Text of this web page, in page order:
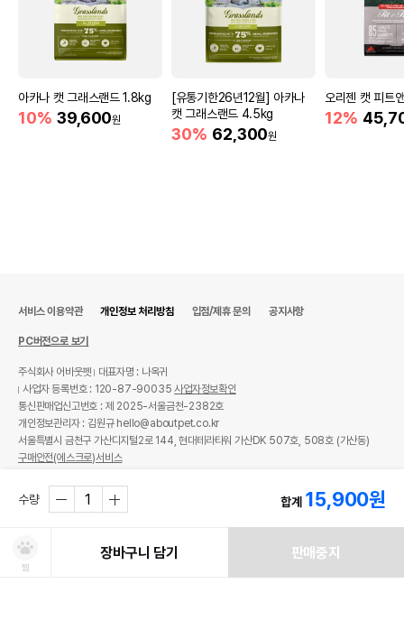
아카나 캣 그래스랜드 1.8kg
10% 39,600원
[유통기한26년12월] 아카나
캣 그래스랜드 4.5kg
30% 62,300원
오리젠 캣 피트
12%
수량 합계 15,900원
찜
장바구니 담기 판매중지
서비스 이용약관 개인정보 처리방침 입점/제휴 문의 공지사항
PC버전으로 보기
주식회사 어바웃펫
대표자명 : 나옥귀
사업자 등록번호 : 120-87-90035사업자정보확인
통신판매업신고번호 : 제 2025-서울금천-2382호
개인정보관리자 : 김원규 hello@aboutpet.co.kr
서울특별시 금천구 가산디지털2로 144, 현대테라타워 가산DK 507호, 508호 (가산동)
구매안전(에스크로)서비스